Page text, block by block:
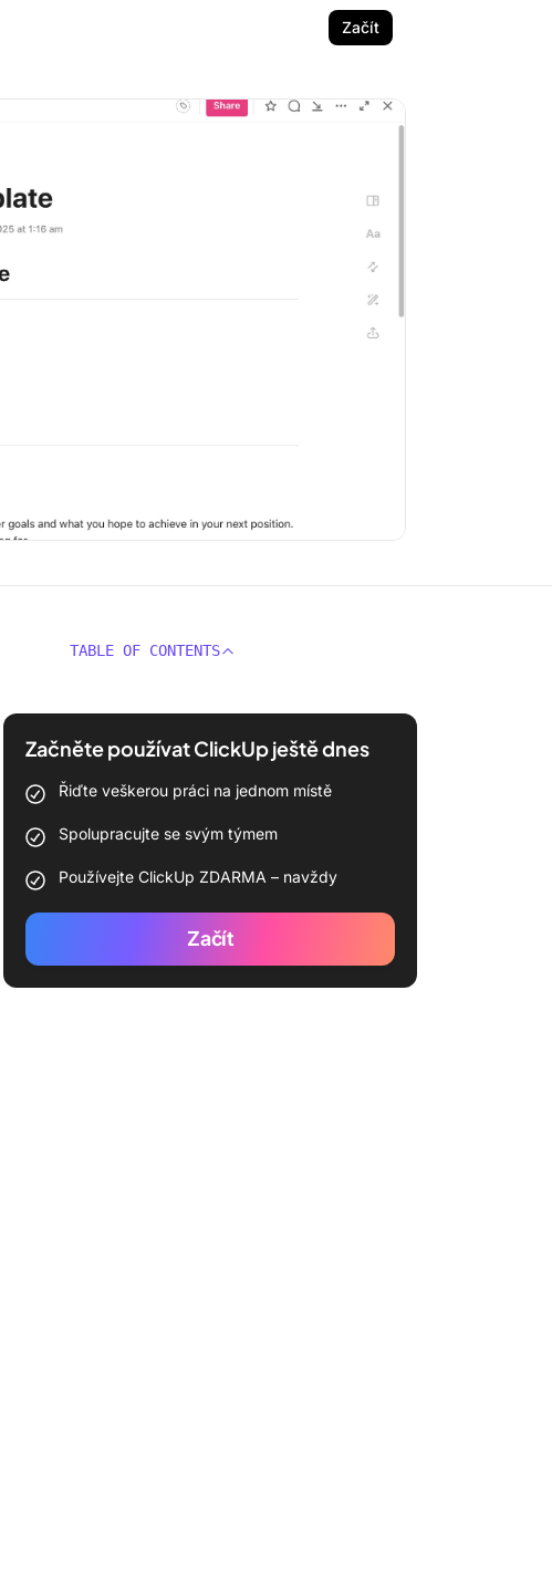
Začít
TABLE OF CONTENTS
Začněte používat ClickUp ještě dnes
Řiďte veškerou práci na jednom místě
Spolupracujte se svým týmem
Používejte ClickUp ZDARMA – navždy
Začít